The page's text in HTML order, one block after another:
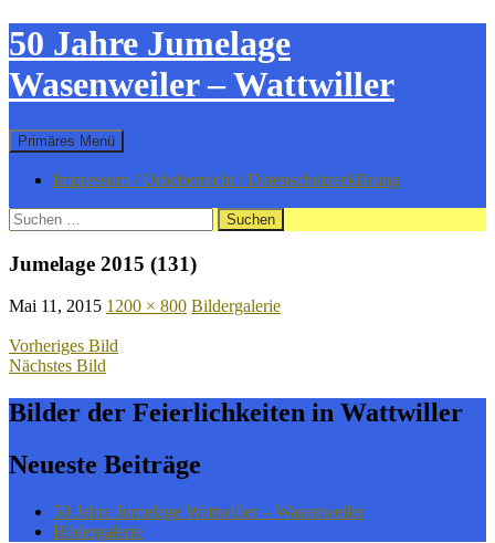
Zum
Inhalt
springen
50 Jahre Jumelage
Wasenweiler – Wattwiller
Suchen
Primäres Menü
Impressum / Urheberrecht / Datenschutzerklärung
Suchen
nach:
Jumelage 2015 (131)
Mai 11, 2015 1200 × 800 Bildergalerie
Vorheriges Bild
Nächstes Bild
Bilder der Feierlichkeiten in Wattwiller
Neueste Beiträge
50 Jahre Jumelage Wattwiller – Wasenweiler
Bildergalerie